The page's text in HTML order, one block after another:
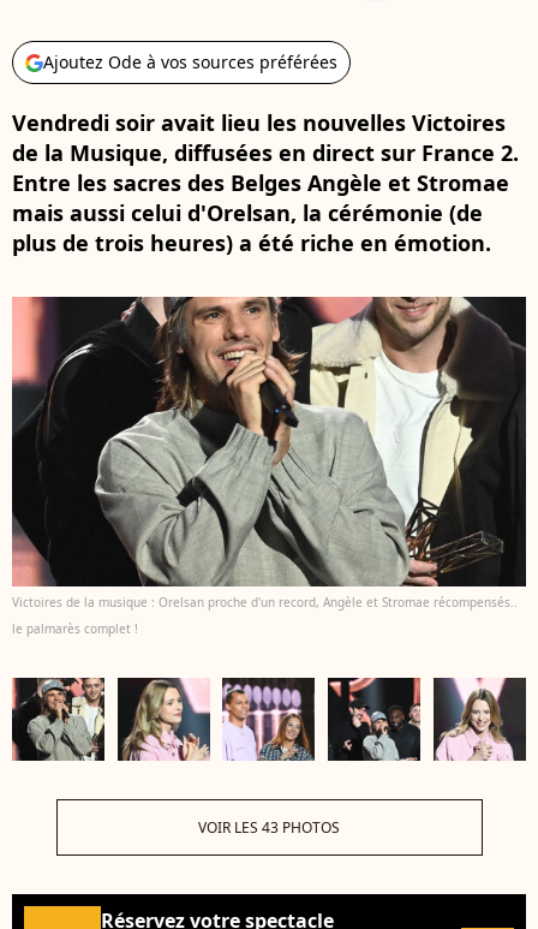
Ajoutez Ode à vos sources préférées
Vendredi soir avait lieu les nouvelles Victoires
de la Musique, diffusées en direct sur France 2.
Entre les sacres des Belges Angèle et Stromae
mais aussi celui d'Orelsan, la cérémonie (de
plus de trois heures) a été riche en émotion.
Victoires de la musique : Orelsan proche d'un record, Angèle et Stromae récompensés..
le palmarès complet !
VOIR LES 43 PHOTOS
Réservez votre spectacle